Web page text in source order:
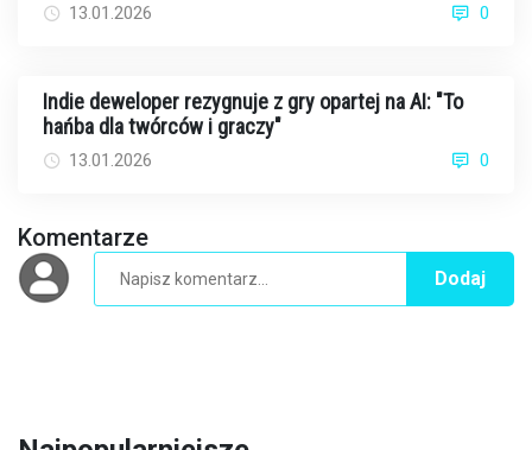
13.01.2026 0
Indie deweloper rezygnuje z gry opartej na AI: "To
hańba dla twórców i graczy"
13.01.2026 0
Komentarze
Dodaj